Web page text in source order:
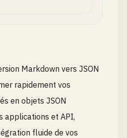
Markdown vers JSON
rapidement vos
en objets JSON
applications et API,
fluide de vos